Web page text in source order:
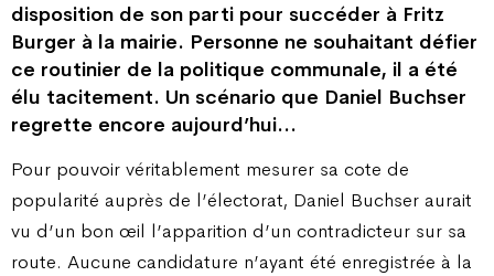
disposition de son parti pour succéder à Fritz
Burger à la mairie. Personne ne souhaitant défier
ce routinier de la politique communale, il a été
élu tacitement. Un scénario que Daniel Buchser
regrette encore aujourd’hui…
Pour pouvoir véritablement mesurer sa cote de
popularité auprès de l’électorat, Daniel Buchser aurait
vu d’un bon œil l’apparition d’un contradicteur sur sa
route. Aucune candidature n’ayant été enregistrée à la